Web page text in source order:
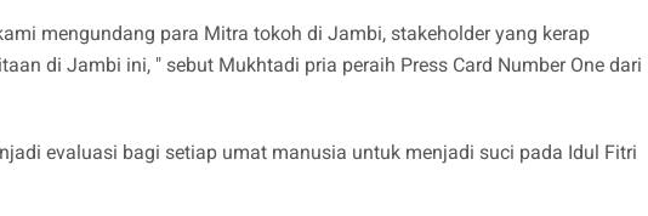
mengundang para Mitra tokoh di Jambi, stakeholder yang kerap
di Jambi ini, " sebut Mukhtadi pria peraih Press Card Number One dari
evaluasi bagi setiap umat manusia untuk menjadi suci pada Idul Fitri